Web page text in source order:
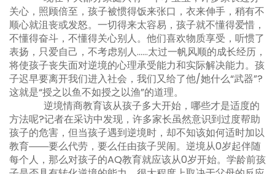
关心，照顾倍至，孩子被惯得饭来张口，衣来伸手，稍有不
顺心就沮丧或发怒。一切得来太容易，孩子就不懂得爱惜，
不懂得奋斗，不懂得关心别人。他们喜欢物质享受，听惯了
表扬，只爱自己，不考虑别人……太过一帆风顺的成长经历，
将使孩子丧失面对逆境的心理承受能力和实际解决能力。孩
子迟早要离开我们进入社会，我们又给了他/她什么“武器”?
这就是“授之以鱼不如授之以渔”的道理。
逆境情商教育该从孩子多大开始，哪些才是适度的
方法呢?记者在采访中发现，许多家长虽然意识到过度帮助
孩子的危害，但当孩子遇到逆境时，却不知该如何适时加以
教育――要么代劳，要么任由孩子哭闹。逆境从0岁起伴随
每个人，那么对孩子的AQ教育就应该从0岁开始。学龄前孩